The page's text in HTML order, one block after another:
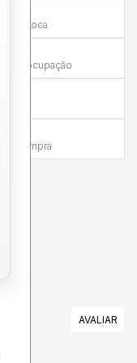
troca
preocupação
compra